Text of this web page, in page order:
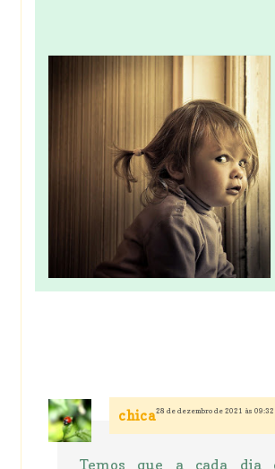
chica28 de dezembro de 2021 às 09:32
Temos que a cada dia